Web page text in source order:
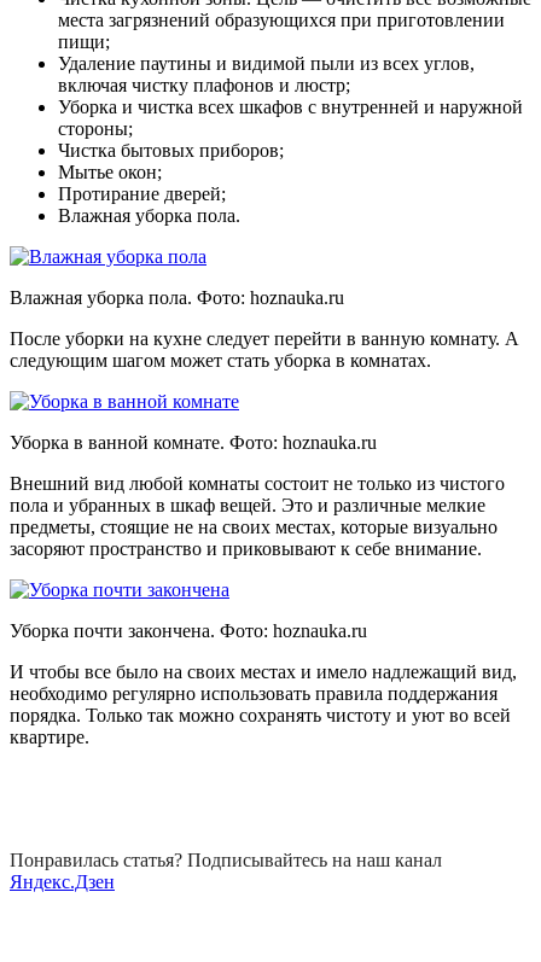
места загрязнений образующихся при приготовлении
пищи;
Удаление паутины и видимой пыли из всех углов,
включая чистку плафонов и люстр;
Уборка и чистка всех шкафов с внутренней и наружной
стороны;
Чистка бытовых приборов;
Мытье окон;
Протирание дверей;
Влажная уборка пола.
Влажная уборка пола. Фото: hoznauka.ru
После уборки на кухне следует перейти в ванную комнату. А
следующим шагом может стать уборка в комнатах.
Уборка в ванной комнате. Фото: hoznauka.ru
Внешний вид любой комнаты состоит не только из чистого
пола и убранных в шкаф вещей. Это и различные мелкие
предметы, стоящие не на своих местах, которые визуально
засоряют пространство и приковывают к себе внимание.
Уборка почти закончена. Фото: hoznauka.ru
И чтобы все было на своих местах и имело надлежащий вид,
необходимо регулярно использовать правила поддержания
порядка. Только так можно сохранять чистоту и уют во всей
квартире.
Понравилась статья? Подписывайтесь на наш канал
Яндекс.Дзен